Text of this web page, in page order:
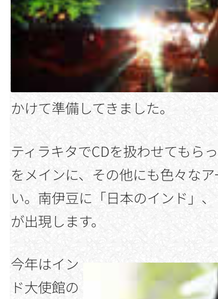
かけて準備してきました。
ティラキタでCDを扱わせてもら
をメインに、その他にも色々な
い。南伊豆に「日本のインド」
が出現します。
今年はイン
ド大使館の